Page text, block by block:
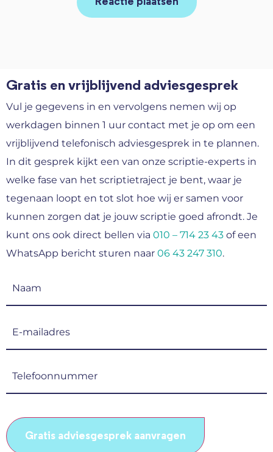
Gratis en vrijblijvend adviesgesprek
Vul je gegevens in en vervolgens nemen wij op
werkdagen binnen 1 uur contact met je op om een
vrijblijvend telefonisch adviesgesprek in te plannen.
In dit gesprek kijkt een van onze scriptie-experts in
welke fase van het scriptietraject je bent, waar je
tegenaan loopt en tot slot hoe wij er samen voor
kunnen zorgen dat je jouw scriptie goed afrondt. Je
kunt ons ook direct bellen via 010 – 714 23 43 of een
WhatsApp bericht sturen naar 06 43 247 310.